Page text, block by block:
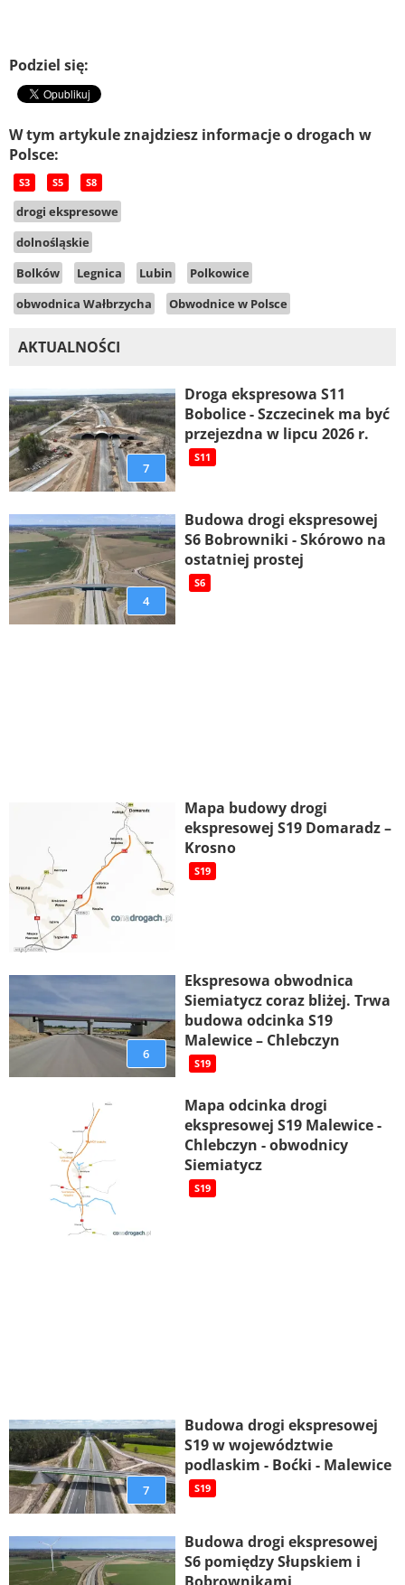
Podziel się:
W tym artykule znajdziesz informacje o drogach w
Polsce:
S3 S5 S8
drogi ekspresowe
dolnośląskie
Bolków
Legnica Lubin
Polkowice
obwodnica Wałbrzycha
Obwodnice w Polsce
AKTUALNOŚCI
7
Droga ekspresowa S11
Bobolice - Szczecinek ma być
przejezdna w lipcu 2026 r.
S11
4
Budowa drogi ekspresowej
S6 Bobrowniki - Skórowo na
ostatniej prostej
S6
Mapa budowy drogi
ekspresowej S19 Domaradz –
Krosno
S19
6
Ekspresowa obwodnica
Siemiatycz coraz bliżej. Trwa
budowa odcinka S19
Malewice – Chlebczyn
S19
Mapa odcinka drogi
ekspresowej S19 Malewice -
Chlebczyn - obwodnicy
Siemiatycz
S19
7
Budowa drogi ekspresowej
S19 w województwie
podlaskim - Boćki - Malewice
S19
Budowa drogi ekspresowej
S6 pomiędzy Słupskiem i